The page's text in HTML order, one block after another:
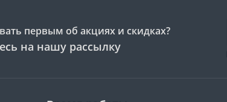
первым об акциях и скидках?
на нашу рассылку